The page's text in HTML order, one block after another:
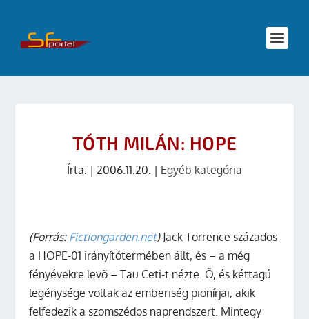
TÓTH MILÁN: HOPE
Írta: | 2006.11.20. | Egyéb kategória
(Forrás: Fictiongarden.net) Jack Torrence százados
a HOPE-01 irányítótermében állt, és – a még
fényévekre levõ – Tau Ceti-t nézte. Õ, és kéttagú
legénysége voltak az emberiség pionírjai, akik
felfedezik a szomszédos naprendszert. Mintegy